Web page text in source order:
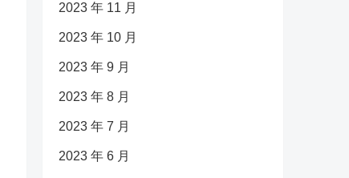
2023 年 11 月
2023 年 10 月
2023 年 9 月
2023 年 8 月
2023 年 7 月
2023 年 6 月